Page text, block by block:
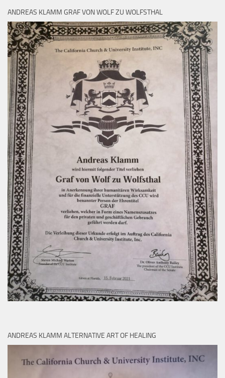
ANDREAS KLAMM GRAF VON WOLF ZU WOLFSTHAL
ANDREAS KLAMM ALTERNATIVE ART OF HEALING